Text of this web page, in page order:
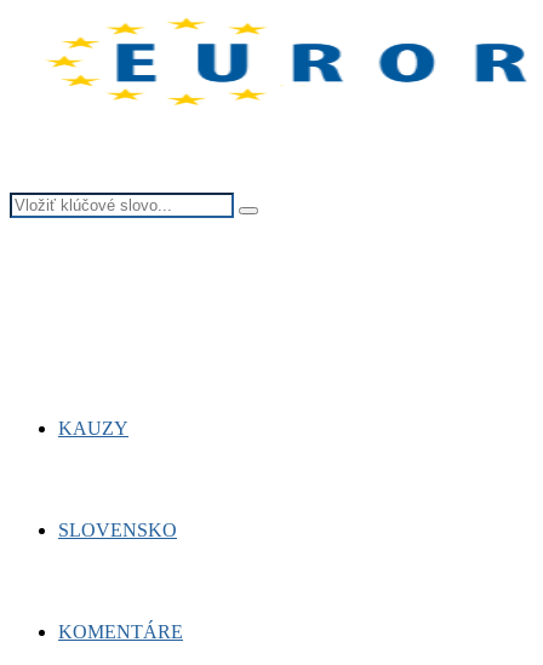
Search
Search
KAUZY
SLOVENSKO
KOMENTÁRE